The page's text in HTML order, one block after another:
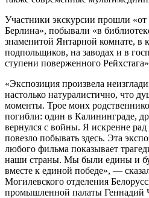
Участники экскурсии прошли «от
Берлина», побывали «в
знаменитой Янтарной комнате, в
подпольщиков, на заводах и в
ступени поверженного
«Экспозиция произвела
настолько натуралистично, что
моменты. Трое моих
погибли: один в Калининграде,
вернулся с войны. Я искренне рад
повезло побывать здесь. Эта
любого фильма показывает
наши страны. Мы были едины и
вместе к единой победе», —
Могилевского отделения
промышленной палаты Геннадий